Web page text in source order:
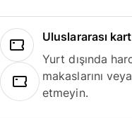
Uluslararası kart
Yurt dışında
makaslarını
etmeyin.